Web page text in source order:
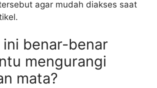
agar mudah diakses saat
ini benar-benar
mengurangi
mata?